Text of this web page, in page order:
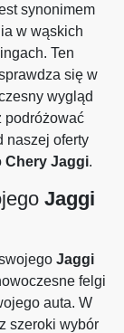
synonimem
w wąskich
Ten
się w
wygląd
podróżować
naszej oferty
Chery Jaggi.
Jaggi
Jaggi
felgi
auta. W
szeroki wybór